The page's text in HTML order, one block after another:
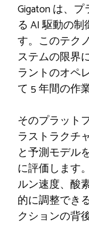
Gigaton は、
る AI 駆動の
す。このテク
ステムの限界
ラントのオペ
て 5 年間の作
そのプラット
ラストラクチ
と予測モデル
に評価します
ルン速度、酸
的に調整でき
クションの背